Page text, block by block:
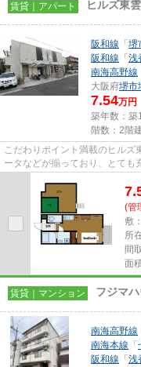
賃貸｜アパート ヒルズ東
阪和線 「 堺
阪和線 「 浅
南海高野線
大阪府堺市
7.54万円
築年数：築
階数：2階
こだわりポイント満載のヒルズ
ータなどが揃っており、とても
(管
敷
所
間
面
賃貸｜マンション フジマ
南海高野線
南海本線 「
阪和線 「 浅